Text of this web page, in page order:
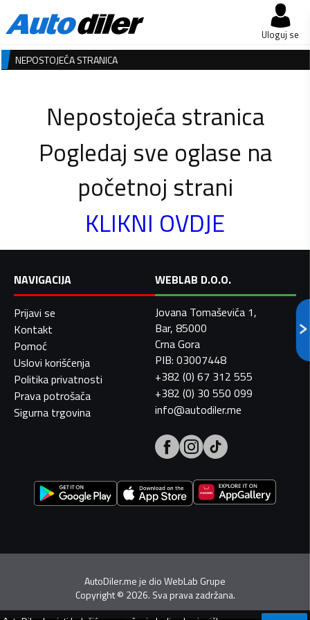
Uloguj se
NEPOSTOJEĆA STRANICA
Nepostojeća stranica
Pogledaj sve oglase na
početnoj strani
KLIKNI OVDJE
NAVIGACIJA
Prijavi se
Kontakt
Pomoć
Uslovi korišćenja
Politika privatnosti
Prava potrošača
Sigurna trgovina
WEBLAB D.O.O.
Jovana Tomaševića 1,
Bar, 85000
Crna Gora
PIB: 03007448
+382 (0) 67 312 555
+382 (0) 30 550 099
info@autodiler.me
AutoDiler.me je dioWebLab Grupe
Copyright© 2026. Sva prava zadržana.